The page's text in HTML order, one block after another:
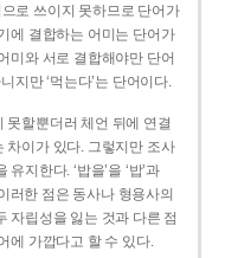
으로 쓰이지 못하므로 단어가
에 결합하는 어미는 단어가
미와 서로 결합해야만 단어
지만 ‘먹는다’는 단어이다.
못할뿐더러 체언 뒤에 연결
차이가 있다. 그렇지만 조사
지한다. ‘밥을’을 ‘밥’과
러한 점은 동사나 형용사의
자립성을 잃는 것과 다른 점
에 가깝다고 할 수 있다.